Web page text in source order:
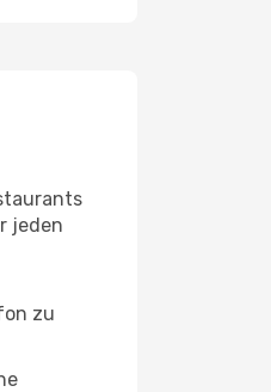
jeden
zu